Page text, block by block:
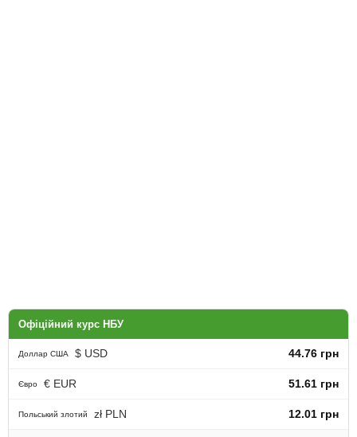
Офіційний курс НБУ
Доллар США $ USD 44.76 грн
Євро € EUR 51.61 грн
Польський злотий zł PLN 12.01 грн